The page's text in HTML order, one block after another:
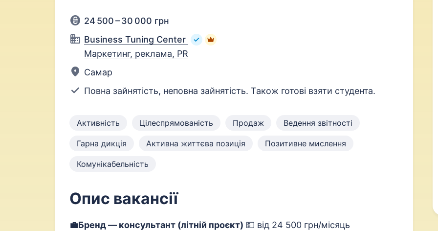
24 500 – 30 000 грн
Business Tuning Center
Маркетинг, реклама, PR
Самар
Повна зайнятість, неповна зайнятість. Також готові взяти студента.
Активність Цілеспрямованість Продаж Ведення звітності
Гарна дикція Активна життєва позиція Позитивне мислення
Комунікабельність
Опис вакансії
💼Бренд — консультант (літній проєкт) 💵 від 24 500 грн/місяць